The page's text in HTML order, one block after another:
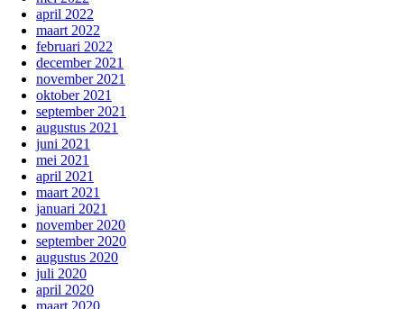
april 2022
maart 2022
februari 2022
december 2021
november 2021
oktober 2021
september 2021
augustus 2021
juni 2021
mei 2021
april 2021
maart 2021
januari 2021
november 2020
september 2020
augustus 2020
juli 2020
april 2020
maart 2020